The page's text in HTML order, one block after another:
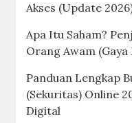
Akses (Update
Apa Itu Saham?
Orang Awam
Panduan Lengkap
(Sekuritas) Online
Digital